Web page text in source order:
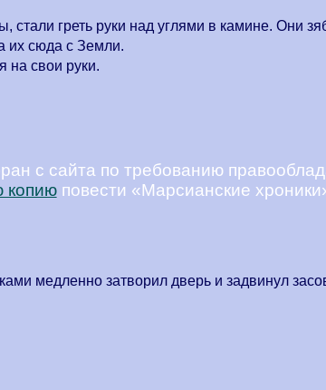
стали греть руки над углями в камине. Они
их сюда с Земли.
на свои руки.
с сайта по требованию
копиюповести «Марсианские хроники
медленно затворил дверь и задвинул